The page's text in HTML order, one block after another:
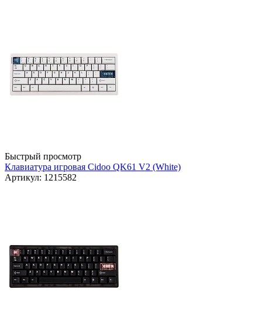
Быстрый просмотр
Клавиатура игровая Cidoo QK61 V2 (White)
Артикул: 1215582